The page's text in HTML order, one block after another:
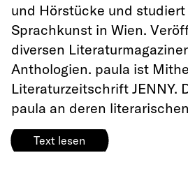
und Hörstücke und
Sprachkunst in Wien.
diversen
Anthologien. paula ist
Literaturzeitschrift JENNY.
paula an deren
Text lesen